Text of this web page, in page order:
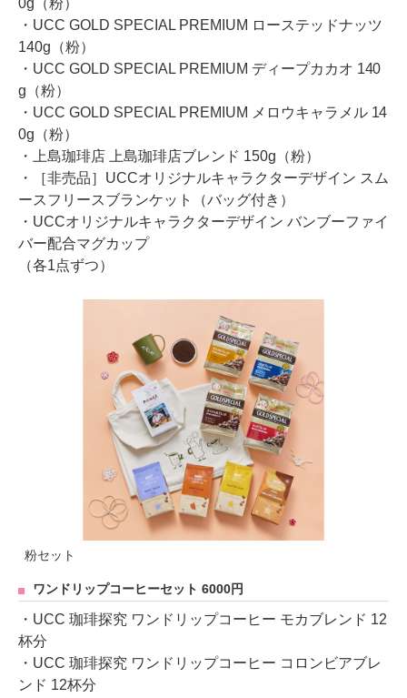
0g（粉）
・UCC GOLD SPECIAL PREMIUM ローステッドナッツ
140g（粉）
・UCC GOLD SPECIAL PREMIUM ディープカカオ 140
g（粉）
・UCC GOLD SPECIAL PREMIUM メロウキャラメル 14
0g（粉）
・上島珈琲店 上島珈琲店ブレンド 150g（粉）
・［非売品］UCCオリジナルキャラクターデザイン スム
ースフリースブランケット（バッグ付き）
・UCCオリジナルキャラクターデザイン バンブーファイ
バー配合マグカップ
（各1点ずつ）
粉セット
ワンドリップコーヒーセット 6000円
・UCC 珈琲探究 ワンドリップコーヒー モカブレンド 12
杯分
・UCC 珈琲探究 ワンドリップコーヒー コロンビアブレ
ンド 12杯分